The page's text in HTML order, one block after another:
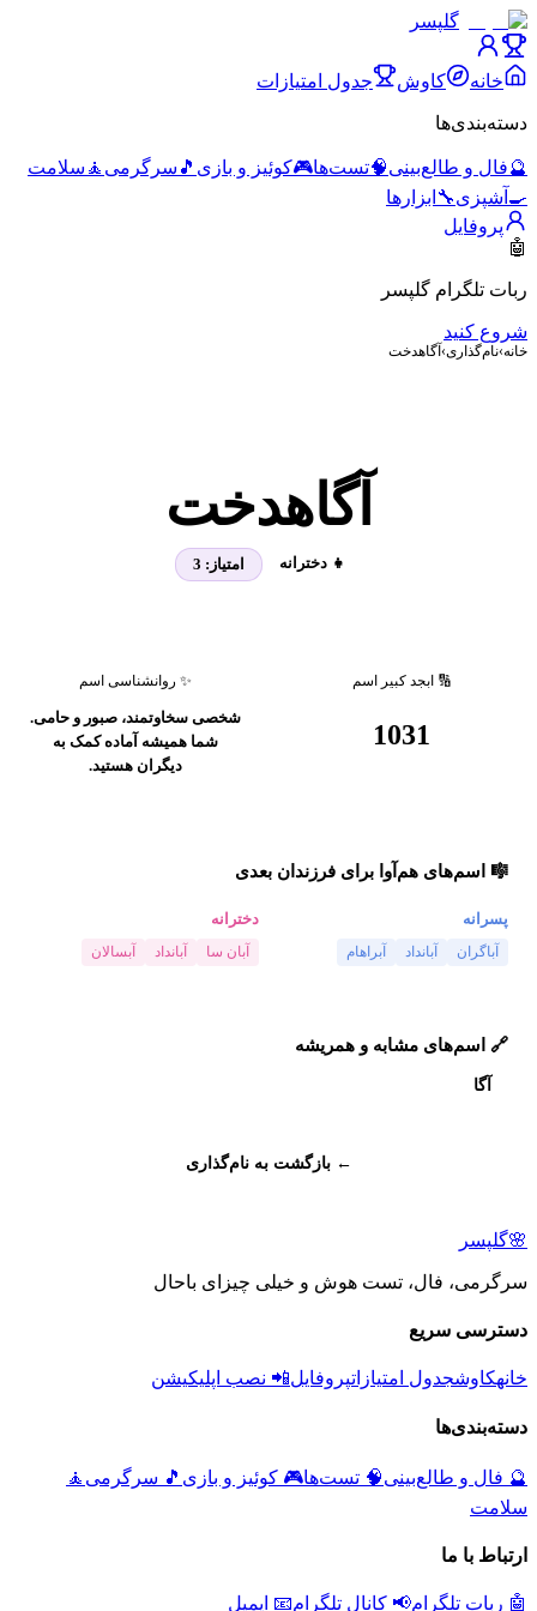
گلپسر
خانه کاوش جدول امتیازات
دسته‌بندی‌ها
🔮فال و طالع‌بینی🧠تست‌ها🎮کوئیز و بازی 🎵 سرگرمی 🧘 سلامت
🍳 آشپزی🔧 ابزارها
پروفایل
🤖
ربات تلگرام گلپسر
شروع کنید
خانه›نام‌گذاری› آگاهدخت
آگاهدخت
👧 دخترانه امتیاز: 3
🔢 ابجد کبیر اسم
1031
✨ روانشناسی اسم
شخصی سخاوتمند، صبور و حامی.
شما همیشه آماده کمک به
دیگران هستید.
🎼 اسم‌های هم‌آوا برای فرزندان بعدی
پسرانه
آباگران آبانداد آبراهام
دخترانه
آبان سا آبانداد آبسالان
🔗 اسم‌های مشابه و همریشه
آگا
← بازگشت به نام‌گذاری
🌸گلپسر
سرگرمی، فال، تست هوش و خیلی چیزای باحال
دسترسی سریع
خانهکاوشجدول امتیازاتپروفایل📲 نصب اپلیکیشن
دسته‌بندی‌ها
🔮 فال و طالع‌بینی🧠 تست‌ها🎮 کوئیز و بازی 🎵 سرگرمی 🧘
سلامت
ارتباط با ما
🤖 ربات تلگرام📢 کانال تلگرام📧 ایمیل